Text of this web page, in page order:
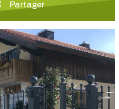
Partager